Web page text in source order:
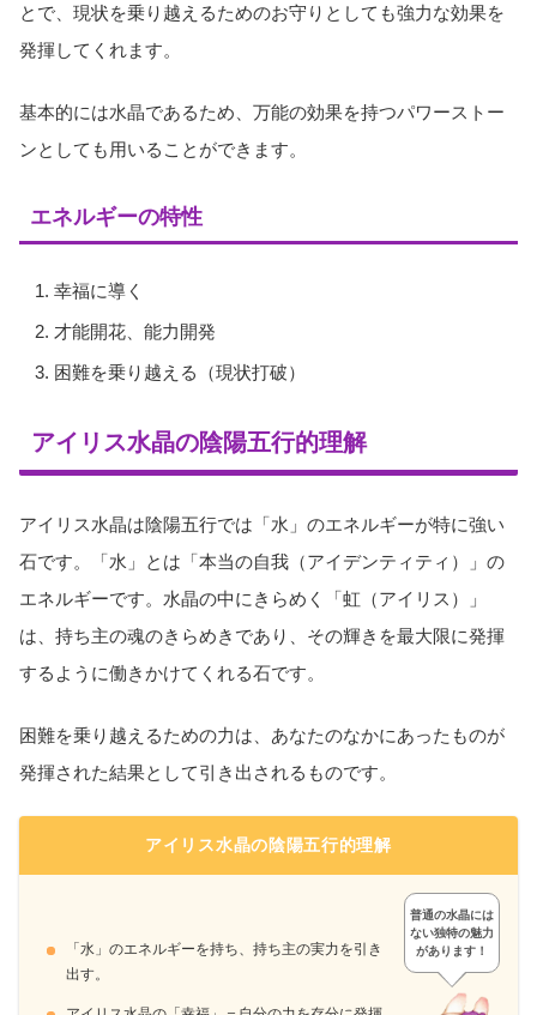
とで、現状を乗り越えるためのお守りとしても強力な効果を
発揮してくれます。
基本的には水晶であるため、万能の効果を持つパワーストー
ンとしても用いることができます。
エネルギーの特性
幸福に導く
才能開花、能力開発
困難を乗り越える（現状打破）
アイリス水晶の陰陽五行的理解
アイリス水晶は陰陽五行では「水」のエネルギーが特に強い
石です。「水」とは「本当の自我（アイデンティティ）」の
エネルギーです。水晶の中にきらめく「虹（アイリス）」
は、持ち主の魂のきらめきであり、その輝きを最大限に発揮
するように働きかけてくれる石です。
困難を乗り越えるための力は、あなたのなかにあったものが
発揮された結果として引き出されるものです。
アイリス水晶の陰陽五行的理解
「水」のエネルギーを持ち、持ち主の実力を引き
出す。
普通の水晶には
ない独特の魅力
があります！